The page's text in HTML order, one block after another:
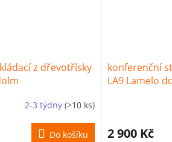
z dřevotřísky
2-3 týdny (>10 ks)
Do košíku
konferenční
LA9 Lamelo
2 900 Kč